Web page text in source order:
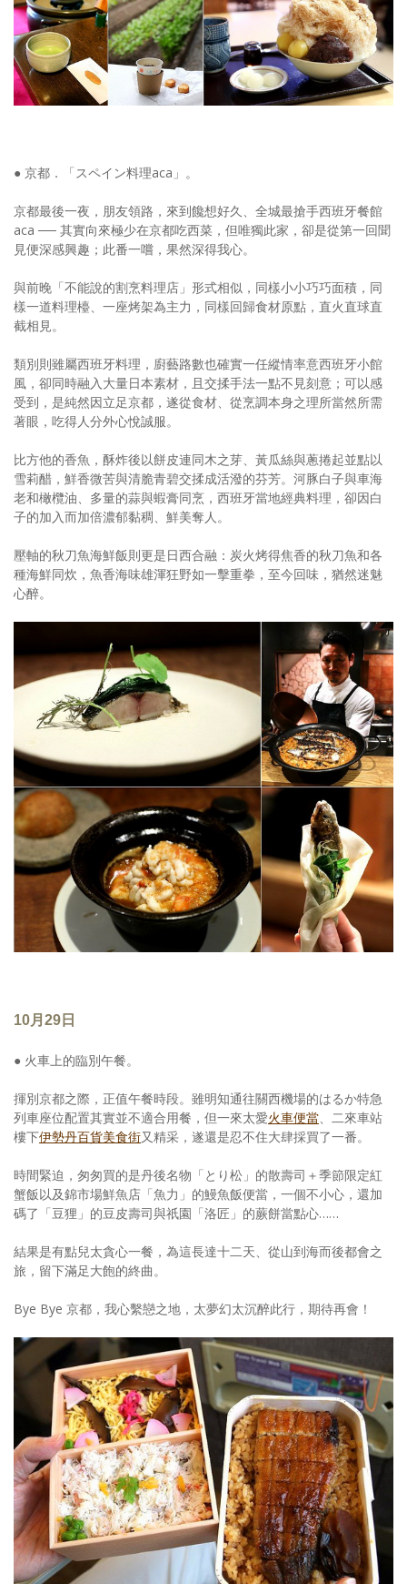
● 京都．「スペイン料理aca」。
京都最後一夜，朋友領路，來到饞想好久、全城最搶手西班牙餐館
aca ── 其實向來極少在京都吃西菜，但唯獨此家，卻是從第一回聞
見便深感興趣；此番一嚐，果然深得我心。
與前晚「不能說的割烹料理店」形式相似，同樣小小巧巧面積，同
樣一道料理檯、一座烤架為主力，同樣回歸食材原點，直火直球直
截相見。
類別則雖屬西班牙料理，廚藝路數也確實一任縱情率意西班牙小館
風，卻同時融入大量日本素材，且交揉手法一點不見刻意；可以感
受到，是純然因立足京都，遂從食材、從烹調本身之理所當然所需
著眼，吃得人分外心悅誠服。
比方他的香魚，酥炸後以餅皮連同木之芽、黃瓜絲與蔥捲起並點以
雪莉醋，鮮香微苦與清脆青碧交揉成活潑的芬芳。河豚白子與車海
老和橄欖油、多量的蒜與蝦膏同烹，西班牙當地經典料理，卻因白
子的加入而加倍濃郁黏稠、鮮美奪人。
壓軸的秋刀魚海鮮飯則更是日西合融：炭火烤得焦香的秋刀魚和各
種海鮮同炊，魚香海味雄渾狂野如一擊重拳，至今回味，猶然迷魅
心醉。
10月29日
● 火車上的臨別午餐。
揮別京都之際，正值午餐時段。雖明知通往關西機場的はるか特急
列車座位配置其實並不適合用餐，但一來太愛火車便當 、二來車站
樓下伊勢丹百貨美食街又精采，遂還是忍不住大肆採買了一番。
時間緊迫，匆匆買的是丹後名物「とり松」的散壽司＋季節限定紅
蟹飯以及錦市場鮮魚店「魚力」的鰻魚飯便當，一個不小心，還加
碼了「豆狸」的豆皮壽司與祇園「洛匠」的蕨餅當點心……
結果是有點兒太貪心一餐，為這長達十二天、從山到海而後都會之
旅，留下滿足大飽的終曲。
Bye Bye 京都，我心繫戀之地，太夢幻太沉醉此行，期待再會！